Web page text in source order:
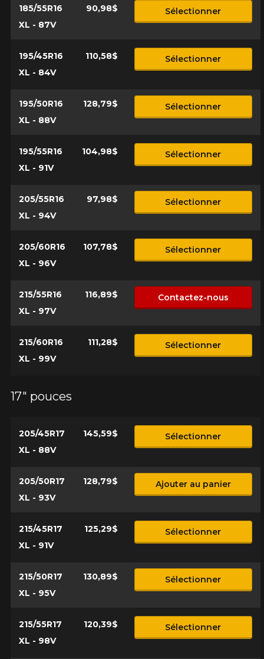
185/55R16
XL - 87V
90,98$ Sélectionner
195/45R16
XL - 84V
110,58$ Sélectionner
195/50R16
XL - 88V
128,79$ Sélectionner
195/55R16
XL - 91V
104,98$ Sélectionner
205/55R16
XL - 94V
97,98$ Sélectionner
205/60R16
XL - 96V
107,78$ Sélectionner
215/55R16
XL - 97V
116,89$ Contactez-nous
215/60R16
XL - 99V
111,28$ Sélectionner
17" pouces
205/45R17
XL - 88V
145,59$ Sélectionner
205/50R17
XL - 93V
128,79$ Ajouter au panier
215/45R17
XL - 91V
125,29$ Sélectionner
215/50R17
XL - 95V
130,89$ Sélectionner
215/55R17
XL - 98V
120,39$ Sélectionner